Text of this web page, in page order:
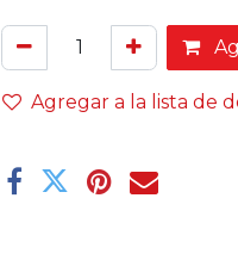
Agregar a la lista de